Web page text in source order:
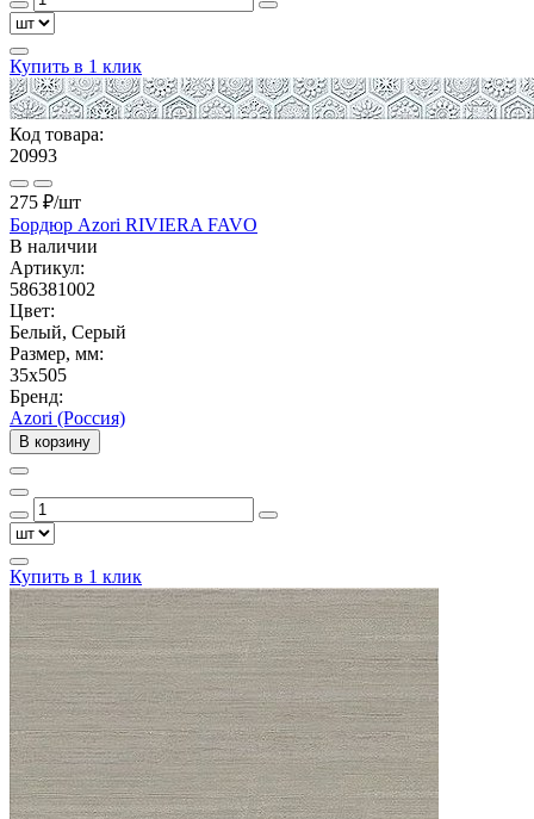
Купить в 1 клик
Код товара:
20993
275 ₽/шт
Бордюр Azori RIVIERA FAVO
В наличии
Артикул:
586381002
Цвет:
Белый, Серый
Размер, мм:
35x505
Бренд:
Azori (Россия)
В корзину
Купить в 1 клик